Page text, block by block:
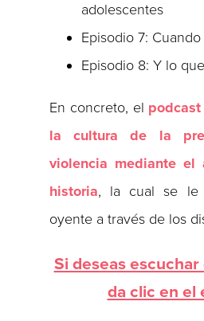
adolescentes
Episodio 7:
Episodio 8: Y lo
En concreto, el
la cultura de la
violencia mediante el
historia, la cual se le
oyente a través de los
Si deseas
da clic en el